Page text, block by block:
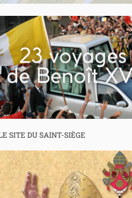
SITE DU SAINT-SIÈGE